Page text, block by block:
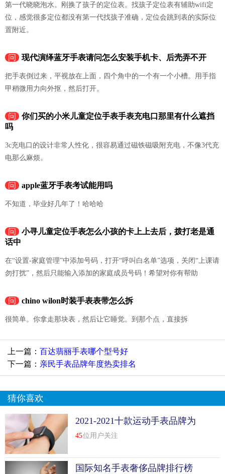
第一代晓晓泡水。刚换了孩子的定位表。找孩子定位表有辅助wifi定
位，感觉很多定位都没有第一代找孩子准确，定位会跳到表的实际位
置附近。
问 现代演绎蓝牙手表请问怎么安装手机卡、后壳弄不开
把手表倒过来，平视放在上面，四个角中的一个有一个小槽。用手指
甲稍微用力向外抠，然后打开。
问
你们买的小米儿童定位手表手表充电口那里有什么遮挡
吗
3c充电口的设计非常人性化，很容易通过磁铁磁吸附充电，不像3代充
电那么麻烦。
问 apple蓝牙手表考试能用吗
不知道，毕业好几年了！哈哈哈
问
小寻儿童定位手表怎么小孩的卡上上去后，拨打老是通
话中
在“设置-家庭管理”中添加号码，打开“呼叫白名单”选项，关闭“上课请
勿打扰”，然后只能输入添加的家庭成员号码！希望对你有帮助
问 chino wilon时装手表表带怎么拆
很简单。你拿走那块表，然后让它睡觉。到那个点，直接拆
上一篇： 百达翡丽手表哪个型号好
下一篇： 亲民手表品牌年度热卖排名
猜你喜欢
2021-2021十款运动手表品牌为
你举荐
45位用户关注
国际知名手表奢侈品牌排行榜